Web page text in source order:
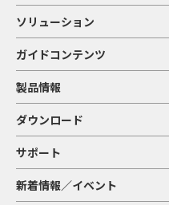
ソリューション
ガイドコンテンツ
製品情報
ダウンロード
サポート
新着情報／イベント